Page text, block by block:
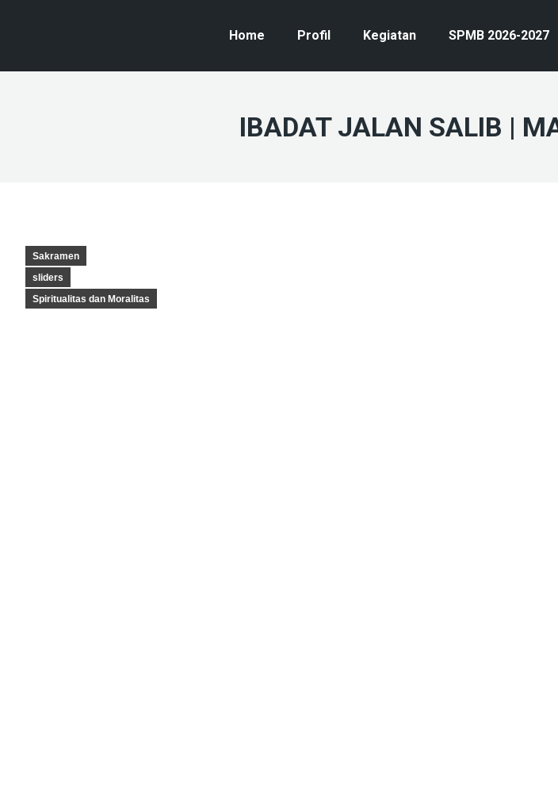
Home Profil Kegiatan SPMB 2026-2027
IBADAT JALAN SALIB |
Sakramen
sliders
Spiritualitas dan Moralitas